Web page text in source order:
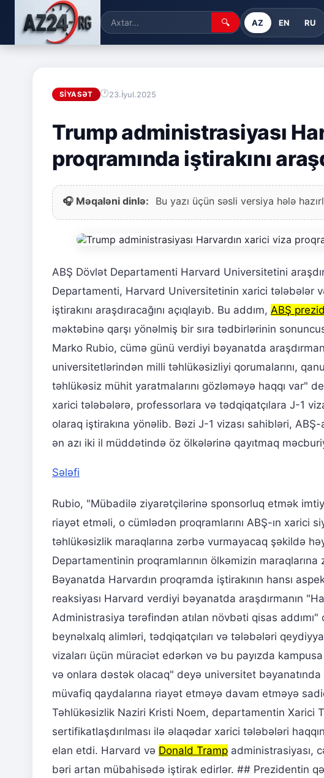
🔍 AZ EN RU
SIYASƏT 23.İyul.2025
Trump administrasiyası
proqramında iştirakını
🎧 Məqaləni dinlə: Bu yazı üçün səsli versiya hələ
ABŞ Dövlət Departamenti Harvard Universitetini
Departamenti, Harvard Universitetinin xarici tələbələr
iştirakını araşdıracağını açıqlayıb. Bu addım, ABŞ
məktəbinə qarşı yönəlmiş bir sıra tədbirlərinin
Marko Rubio, cümə günü verdiyi bəyanatda
universitetlərindən milli təhlükəsizliyi qorumalarını,
təhlükəsiz mühit yaratmalarını gözləməyə haqqı var"
xarici tələbələrə, professorlara və tədqiqatçılara J-1
olaraq iştirakına yönəlib. Bəzi J-1 vizası sahibləri,
ən azı iki il müddətində öz ölkələrinə qayıtmaq
Sələfi
Rubio, "Mübadilə ziyarətçilərinə sponsorluq etmək
riayət etməli, o cümlədən proqramlarını ABŞ-ın xarici
təhlükəsizlik maraqlarına zərbə vurmayacaq şəkildə
Departamentinin proqramlarının ölkəmizin maraqlarına
Bəyanatda Harvardın proqramda iştirakının hansı
reaksiyası Harvard verdiyi bəyanatda araşdırmanın
Administrasiya tərəfindən atılan növbəti qisas
beynəlxalq alimləri, tədqiqatçıları və tələbələri
vizaları üçün müraciət edərkən və bu payızda
və onlara dəstək olacaq" deyə universitet
müvafiq qaydalarına riayət etməyə davam etməyə
Təhlükəsizlik Naziri Kristi Noem, departamentin Xarici
sertifikatlaşdırılması ilə əlaqədar xarici tələbələri
elan etdi. Harvard və Donald Tramp administrasiyası,
bəri artan mübahisədə iştirak edirlər. ## Prezidentin